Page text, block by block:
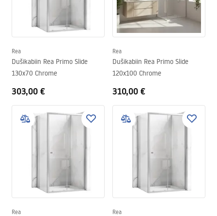
Rea
Dušikabiin Rea Primo Slide
130x70 Chrome
303,00 €
Rea
Dušikabiin Rea Primo Slide
120x100 Chrome
310,00 €
Rea Rea